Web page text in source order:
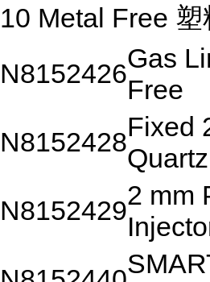
10 Metal Free
N8152426Gas
Free
N8152428Fixed
N81524292 mm